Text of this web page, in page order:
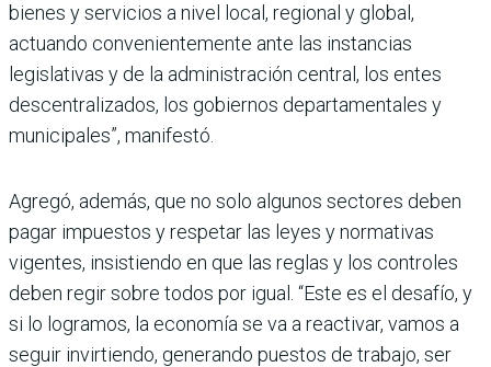
bienes y servicios a nivel local, regional y global,
actuando convenientemente ante las instancias
legislativas y de la administración central, los entes
descentralizados, los gobiernos departamentales y
municipales”, manifestó.
Agregó, además, que no solo algunos sectores deben
pagar impuestos y respetar las leyes y normativas
vigentes, insistiendo en que las reglas y los controles
deben regir sobre todos por igual. “Este es el desafío, y
si lo logramos, la economía se va a reactivar, vamos a
seguir invirtiendo, generando puestos de trabajo, ser